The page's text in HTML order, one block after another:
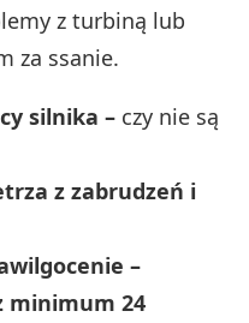
z turbiną lub
za ssanie.
silnika – czy nie są
z zabrudzeń i
–
minimum 24